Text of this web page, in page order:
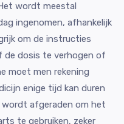
wordt meestal
ingenomen, afhankelijk
om de instructies
de dosis te verhogen of
moet men rekening
enige tijd kan duren
afgeraden om het
te gebruiken, zeker